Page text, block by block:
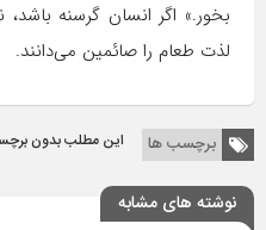
بخور.» اگر انسان گرسنه
لذت طعام را صائمین می‌دانند.
برچسب ها این مطلب بدون
نوشته های مشابه